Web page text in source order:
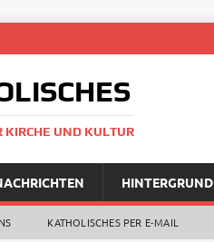
KIRCHE UND KULTUR
HINTERGRUND
KATHOLISCHES PER E‑MAIL